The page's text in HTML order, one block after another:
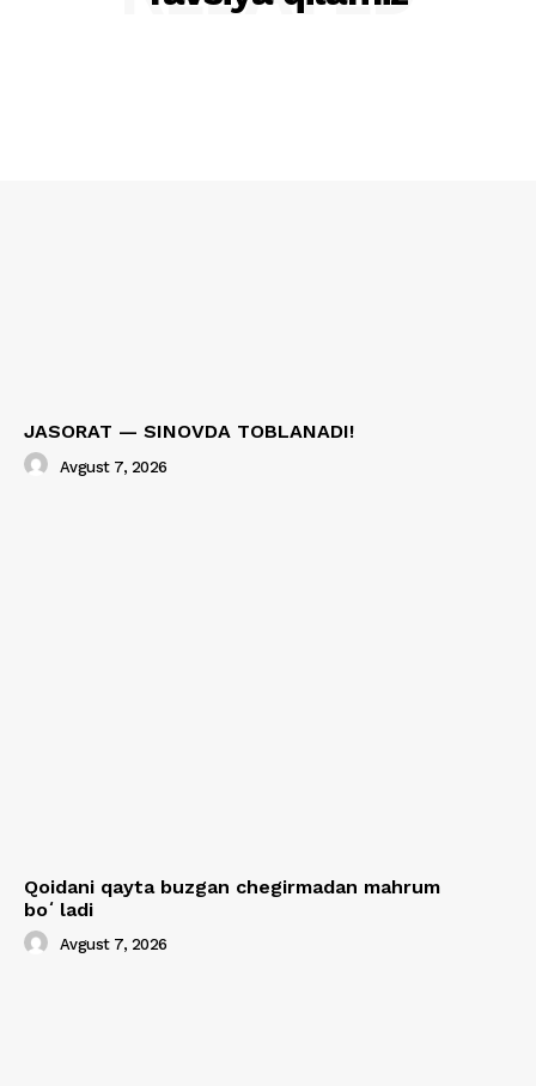
JASORAT — SINOVDA TOBLANADI!
Avgust 7, 2026
Qoidani qayta buzgan chegirmadan mahrum
boʻladi
Avgust 7, 2026